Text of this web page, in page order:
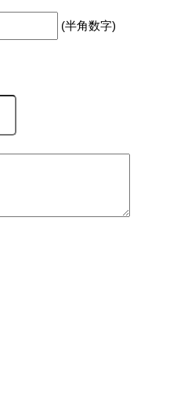
(半角数字)